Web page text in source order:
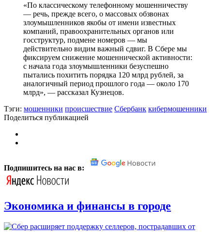
«По классическому телефонному мошенничеству
— речь, прежде всего, о массовых обзвонах
злоумышленников якобы от имени известных
компаний, правоохранительных органов или
госструктур, подмене номеров — мы
действительно видим важный сдвиг. В Сбере мы
фиксируем снижение мошеннической активности:
с начала года злоумышленники безуспешно
пытались похитить порядка 120 млрд рублей, за
аналогичный период прошлого года — около 170
млрд», — рассказал Кузнецов.
Тэги: мошенники происшествие Сбербанк кибермошенники
Поделиться публикацией
Подпишитесь на нас в:
Экономика и финансы в городе